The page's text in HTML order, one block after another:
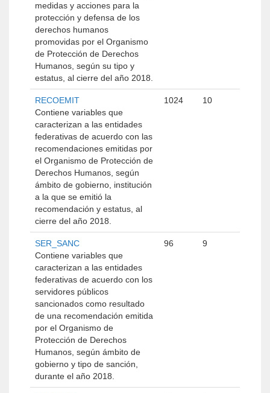
medidas y acciones para la
protección y defensa de los
derechos humanos
promovidas por el Organismo
de Protección de Derechos
Humanos, según su tipo y
estatus, al cierre del año 2018.
RECOEMIT
Contiene variables que
caracterizan a las entidades
federativas de acuerdo con las
recomendaciones emitidas por
el Organismo de Protección de
Derechos Humanos, según
ámbito de gobierno, institución
a la que se emitió la
recomendación y estatus, al
cierre del año 2018.
1024 10
SER_SANC
Contiene variables que
caracterizan a las entidades
federativas de acuerdo con los
servidores públicos
sancionados como resultado
de una recomendación emitida
por el Organismo de
Protección de Derechos
Humanos, según ámbito de
gobierno y tipo de sanción,
durante el año 2018.
96 9